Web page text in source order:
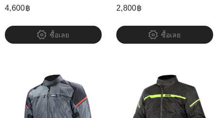
4,600฿
ซื้อเลย
2,800฿
ซื้อเลย